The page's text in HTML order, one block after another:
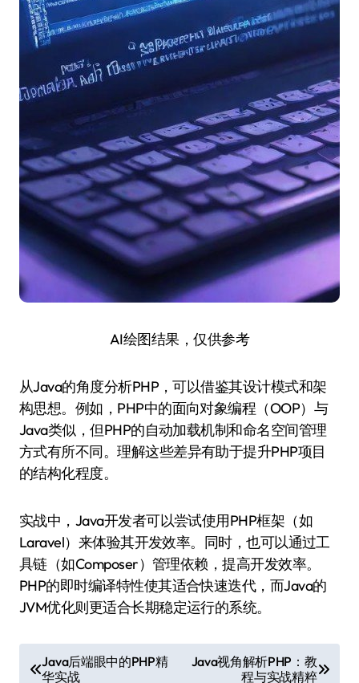
AI绘图结果，仅供参考
从Java的角度分析PHP，可以借鉴其设计模式和架
构思想。例如，PHP中的面向对象编程（OOP）与
Java类似，但PHP的自动加载机制和命名空间管理
方式有所不同。理解这些差异有助于提升PHP项目
的结构化程度。
实战中，Java开发者可以尝试使用PHP框架（如
Laravel）来体验其开发效率。同时，也可以通过工
具链（如Composer）管理依赖，提高开发效率。
PHP的即时编译特性使其适合快速迭代，而Java的
JVM优化则更适合长期稳定运行的系统。
Java后端眼中的PHP精
华实战
Java视角解析PHP：教
程与实战精粹